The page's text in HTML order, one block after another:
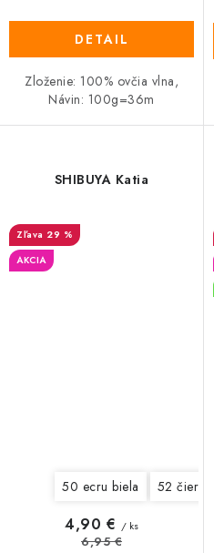
DETAIL
Zloženie: 100% ovčia vlna,
Návin: 100g=36m
SHIBUYA Katia
29 %
AKCIA
50 ecru biela 52 čierna
4,90 € / ks
6,95 €